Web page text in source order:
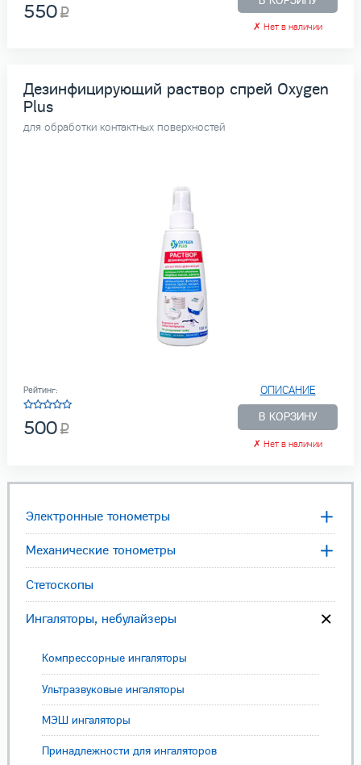
Электронные тонометры
Механические тонометры
Стетоскопы
Ингаляторы, небулайзеры
Компрессорные ингаляторы
Ультразвуковые ингаляторы
МЭШ ингаляторы
Принадлежности для ингаляторов
✗ Нет в наличии
550
Дезинфицирующий раствор спрей Oxygen
Plus
для обработки контактных поверхностей
ОПИСАНИЕ
В КОРЗИНУ
✗ Нет в наличии
Рейтинг:
500